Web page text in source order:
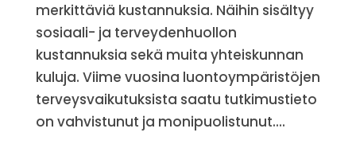
merkittäviä kustannuksia. Näihin sisältyy
sosiaali- ja terveydenhuollon
kustannuksia sekä muita yhteiskunnan
kuluja. Viime vuosina luontoympäristöjen
terveysvaikutuksista saatu tutkimustieto
on vahvistunut ja monipuolistunut....